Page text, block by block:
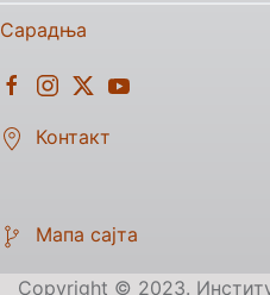
Сарадња
Контакт
Мапа сајта
Copyright © 2023.